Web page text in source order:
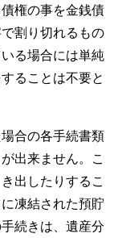
権の事を金銭債
割り切れるもの
る場合には単純
ることは不要と
合の各手続書類
出来ません。こ
出したりするこ
凍結された預貯
続きは、遺産分